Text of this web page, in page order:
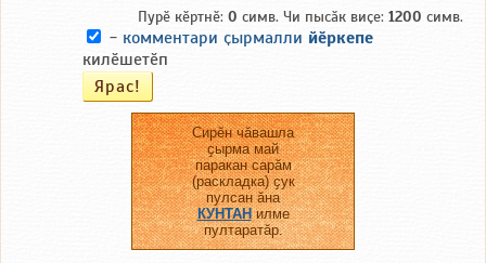
Пурӗ кӗртнӗ: 0 симв. Чи пысӑк виҫе: 1200 симв.
- комментари ҫырмалли йӗркепе
килӗшетӗп
Сирӗн чӑвашла
ҫырма май
паракан сарӑм
(раскладка) ҫук
пулсан ӑна
КУНТАНилме
пултаратӑр.